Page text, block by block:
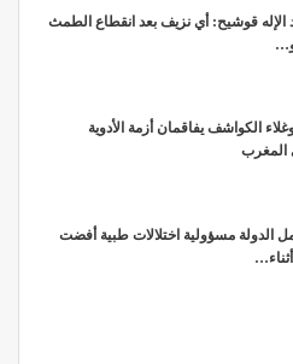
الإله قوشيح: أي نزيف بعد انقطاع الطمث
الكواشف يفاقمان أزمة الأدوية
المغرب
الدولة مسؤولية اختلالات طبية أفضت